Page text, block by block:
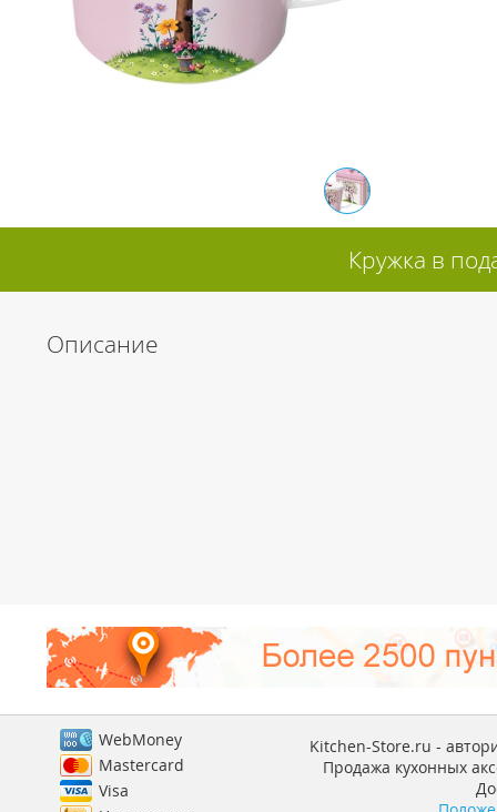
Кружка в
Описание
WebMoney
Mastercard
Visa
Kitchen-Store.ru -
Продажа кухонных